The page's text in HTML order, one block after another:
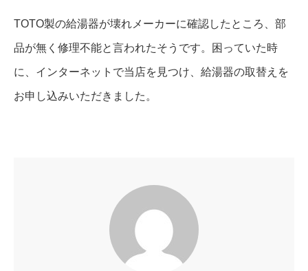
TOTO製の給湯器が壊れメーカーに確認したところ、部
品が無く修理不能と言われたそうです。困っていた時
に、インターネットで当店を見つけ、給湯器の取替えを
お申し込みいただきました。